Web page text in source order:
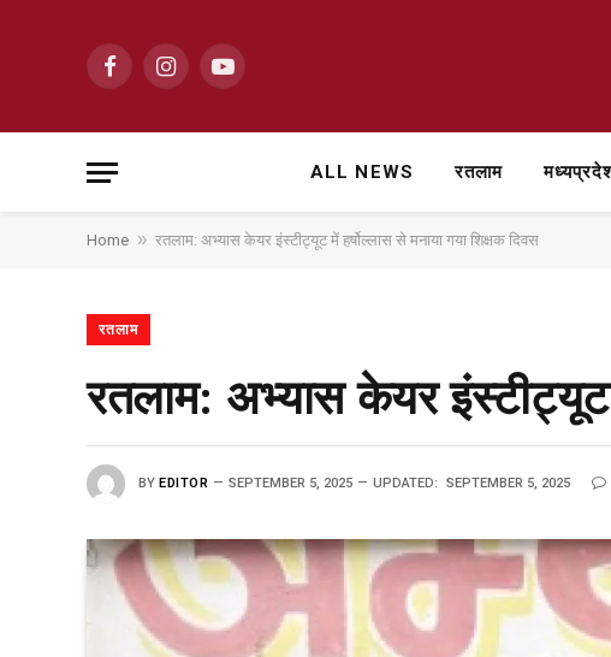
FacebookInstagramYouTube
ALL NEWS रतलाम
Home » रतलाम: अभ्यास केयर इंस्टीट्यूट में हर्षोल्लास से मनाया गया शिक्षक दिवस
रतलाम
रतलाम: अभ्यास केयर इंस्टीट्यूट
BY EDITOR SEPTEMBER 5, 2025 UPDATED: SEPTEMBER 5, 2025